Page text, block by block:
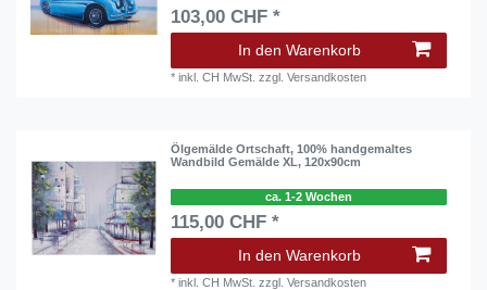
103,00 CHF *
In den Warenkorb
*inkl. CH MwSt. zzgl.Versandkosten
Ölgemälde Ortschaft, 100% handgemaltes
Wandbild Gemälde XL, 120x90cm
ca. 1-2 Wochen
115,00 CHF *
In den Warenkorb
*inkl. CH MwSt. zzgl.Versandkosten